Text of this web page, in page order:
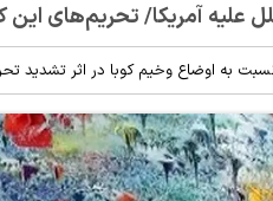
علیه آمریکا/ تحریم‌های این
به اوضاع وخیم کوبا در اثر تشدید